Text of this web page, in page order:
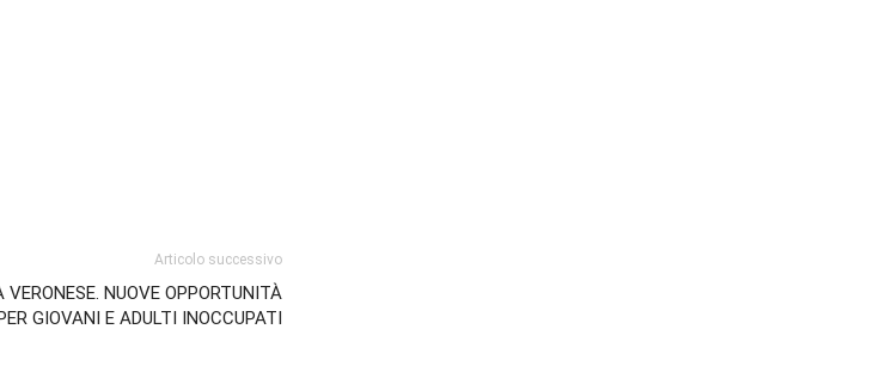
Articolo successivo
VERONESE. NUOVE OPPORTUNITÀ
GIOVANI E ADULTI INOCCUPATI